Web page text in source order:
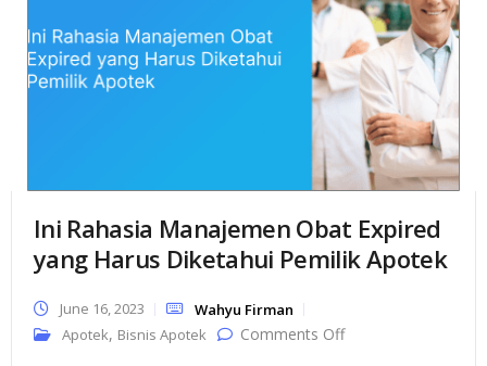
Ini Rahasia Manajemen Obat Expired
yang Harus Diketahui Pemilik Apotek
June 16, 2023
Wahyu Firman
Apotek, Bisnis Apotek Comments Offon Ini Rahasia